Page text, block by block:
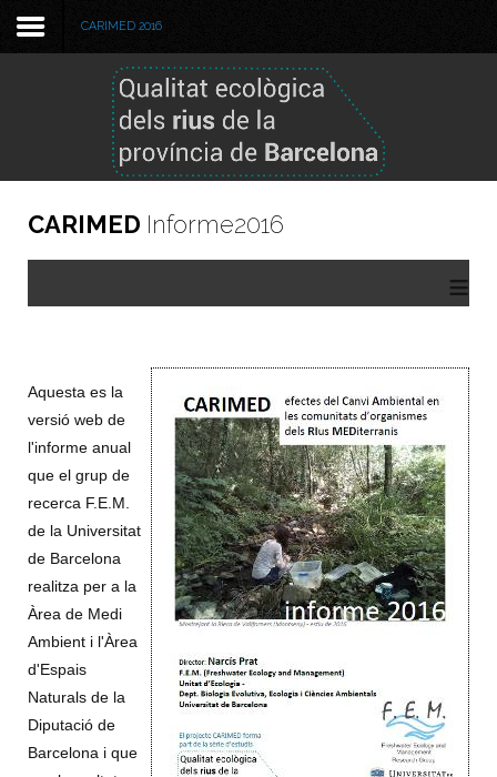
Benvinguda
Metodologia
Informe 2025
Informe 2024
Informes anteriors
Visor de dades
CARIMED 2016
CARIMED Informe2016
≡
Aquesta es la
versió web de
l'informe anual
que el grup de
recerca F.E.M.
de la Universitat
de Barcelona
realitza per a la
Àrea de Medi
Ambient i l'Àrea
d'Espais
Naturals de la
Diputació de
Barcelona i que